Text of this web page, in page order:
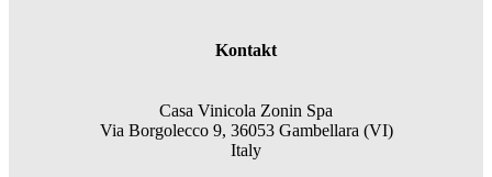
Kontakt
Casa Vinicola Zonin Spa
Via Borgolecco 9, 36053 Gambellara (VI)
Italy